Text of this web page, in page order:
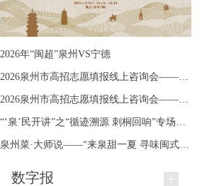
2026年“闽超”泉州VS宁德
数字报